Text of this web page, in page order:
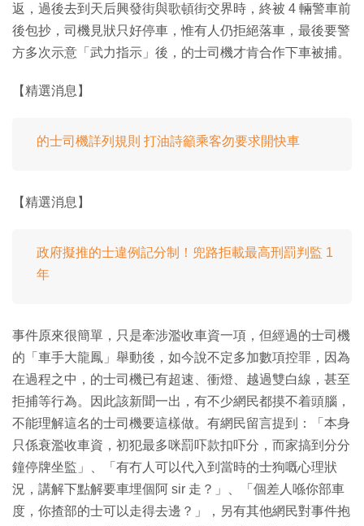
返，過後去到天后興發街與歌頓街交界時，終被 4 輛警車前
後包抄，司機見狀只好停車，惟有人仍拒絕落車，最後要警
方多次示意「武力指示」後，的士司機才肯合作下車被捕。
【精選消息】
的士司機詳列規則 打油詩籲乘客勿要求開快車
【精選消息】
政府擬推的士違例記分制！兜路拒載最高刑罰判監 1
年
事件原來很簡單，只是牽涉濫收車資一項，但經過的士司機
的「車手大龍鳳」舉動後，如今說不定多加數項控罪，因為
在過程之中，的士司機已有超速、衝燈、越過雙白線，甚至
拒捕等行為。因此該新聞一出，有不少網民都摸不着頭腦，
不能理解這名的士司機要這樣做。有網民留言提到：「本身
只係衰濫收車資，初犯最多咪罰吓款扣吓分，而家搞到分分
鐘停牌坐監」、「有冇人可以代入到當時的士狗嘅心理狀
況，講解下點解要車埋個阿 sir 走？」、「個差人喺你部車
度，你揸部的士可以走得去邊？」，另有其他網民對事件抱